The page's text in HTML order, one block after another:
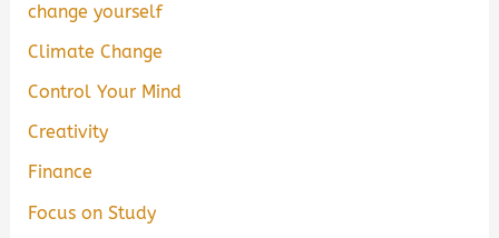
change yourself
Climate Change
Control Your Mind
Creativity
Finance
Focus on Study